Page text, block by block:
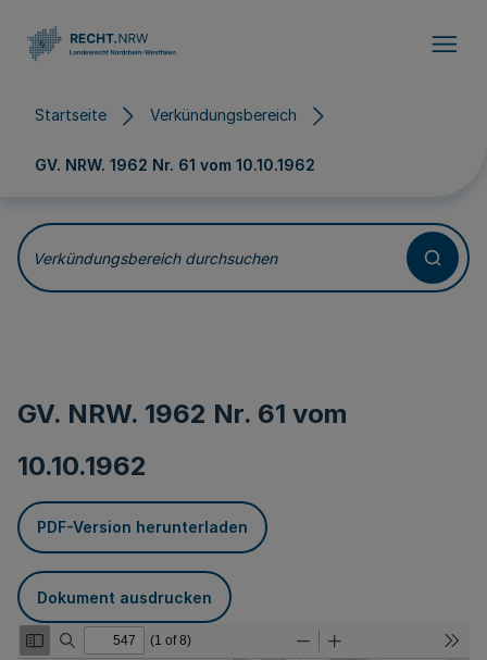
Startseite Verkündungsbereich
GV. NRW. 1962 Nr. 61 vom 10.10.1962
Verkündungsbereich durchsuchen
GV. NRW. 1962 Nr. 61 vom
10.10.1962
PDF-Version herunterladen
Dokument ausdrucken